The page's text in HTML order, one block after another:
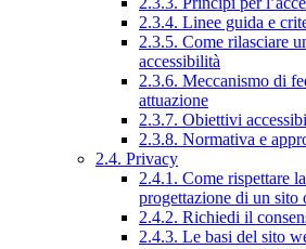
2.3.4. Linee guida e
2.3.5. Come rilasciare
accessibilità
2.3.6. Meccanismo di
attuazione
2.3.7. Obiettivi
2.3.8. Normativa e
2.4. Privacy
2.4.1. Come rispettare
progettazione di un sito
2.4.2. Richiedi il
2.4.3. Le basi del sito